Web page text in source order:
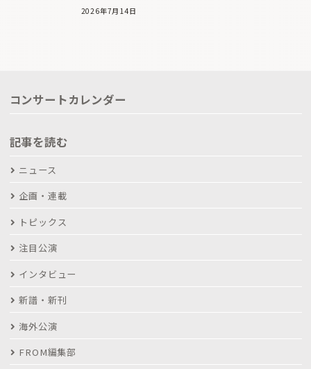
2026年7月14日
コンサートカレンダー
記事を読む
ニュース
企画・連載
トピックス
注目公演
インタビュー
新譜・新刊
海外公演
FROM編集部